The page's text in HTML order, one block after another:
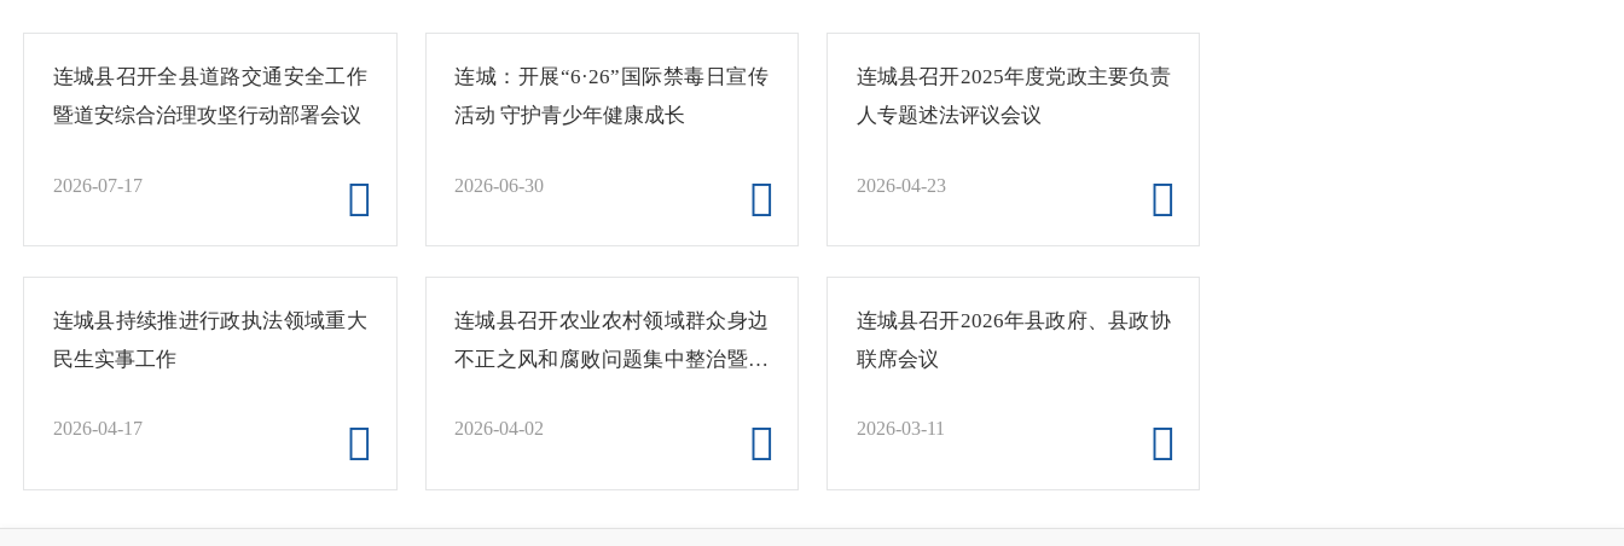
连城县召开全县道路交通安全工作
暨道安综合治理攻坚行动部署会议
2026-07-17
连城：开展“6·26”国际禁毒日宣传
活动 守护青少年健康成长
2026-06-30
连城县召开2025年度党政主要负责
人专题述法评议会议
2026-04-23
连城县持续推进行政执法领域重大
民生实事工作
2026-04-17
连城县召开农业农村领域群众身边
不正之风和腐败问题集中整治暨耕
2026-04-02
连城县召开2026年县政府、县政协
联席会议
2026-03-11